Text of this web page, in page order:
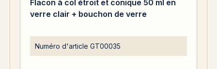
Flacon à col étroit et conique 50 ml en
verre clair + bouchon de verre
Numéro d'article GT00035